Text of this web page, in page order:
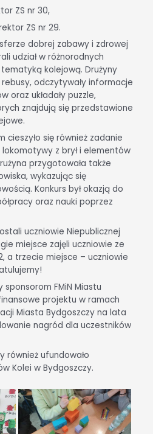
ZS nr 30,
ZS nr 29.
dobrej zabawy i zdrowej
udział w różnorodnych
kolejową. Drużyny
rebusy, odczytywały informacje
oraz układały puzzle,
znajdują się przedstawione
cieszyło się również zadanie
z brył i elementów
przygotowała także
wykazując się
Konkurs był okazją do
oraz nauki poprzez
uczniowie Niepublicznej
miejsce zajęli uczniowie ze
a trzecie miejsce – uczniowie
FMiN Miastu
projektu w ramach
Miasta Bydgoszczy na lata
nagród dla uczestników
również ufundowało
Kolei w Bydgoszczy.